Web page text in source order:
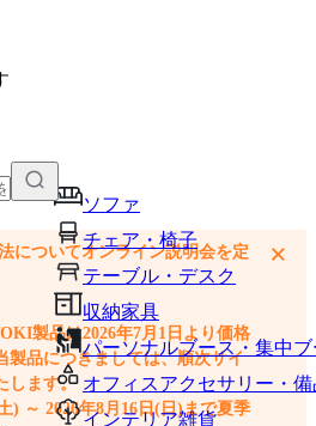
ソファ
チェア・椅子
テーブル・デスク
収納家具
パーソナルブース・集中
オフィスアクセサリー・備
インテリア雑貨
貼り付けて、カートに追加できます
についてオンライン説明会を定
製品は2026年7月1日より価格
製品につきましては、順次サイ
します。
) ～ 2026年8月16日(日)まで夏季
×